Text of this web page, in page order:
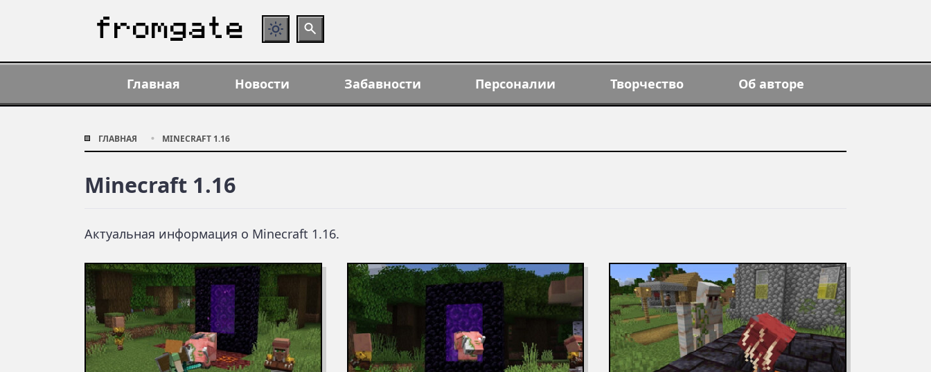
Главная Новости Забавности Персоналии Творчество Об авторе
ГЛАВНАЯ MINECRAFT 1.16
Minecraft 1.16
Актуальная информация о Minecraft 1.16.